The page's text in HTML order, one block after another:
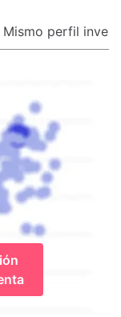
Mismo perfil